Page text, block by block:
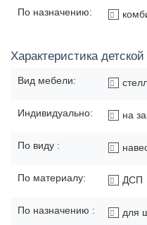
По назначению:
Характеристика
Вид мебели:
Индивидуально: на
По виду :
По материалу: ДСП
По назначению : для